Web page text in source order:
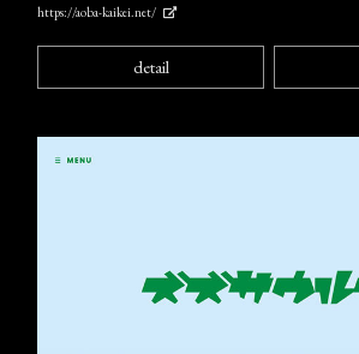
https://aoba-kaikei.net/
detail